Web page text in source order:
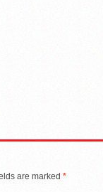
are marked *